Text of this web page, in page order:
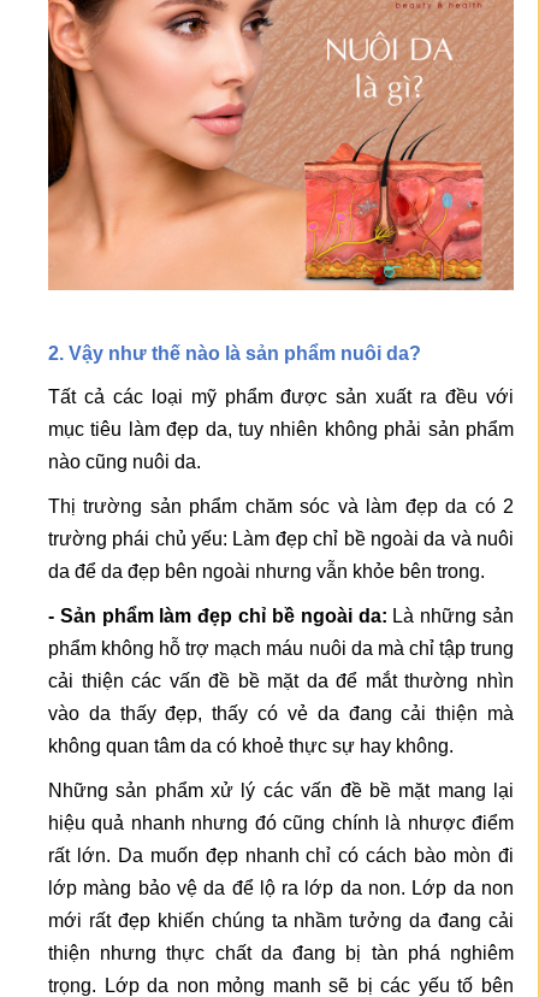
2. Vậy như thế nào là sản phẩm nuôi da?
Tất cả các loại mỹ phẩm được sản xuất ra đều với
mục tiêu làm đẹp da, tuy nhiên không phải sản phẩm
nào cũng nuôi da.
Thị trường sản phẩm chăm sóc và làm đẹp da có 2
trường phái chủ yếu: Làm đẹp chỉ bề ngoài da và nuôi
da để da đẹp bên ngoài nhưng vẫn khỏe bên trong.
- Sản phẩm làm đẹp chỉ bề ngoài da: Là những sản
phẩm không hỗ trợ mạch máu nuôi da mà chỉ tập trung
cải thiện các vấn đề bề mặt da để mắt thường nhìn
vào da thấy đẹp, thấy có vẻ da đang cải thiện mà
không quan tâm da có khoẻ thực sự hay không.
Những sản phẩm xử lý các vấn đề bề mặt mang lại
hiệu quả nhanh nhưng đó cũng chính là nhược điểm
rất lớn. Da muốn đẹp nhanh chỉ có cách bào mòn đi
lớp màng bảo vệ da để lộ ra lớp da non. Lớp da non
mới rất đẹp khiến chúng ta nhầm tưởng da đang cải
thiện nhưng thực chất da đang bị tàn phá nghiêm
trọng. Lớp da non mỏng manh sẽ bị các yếu tố bên